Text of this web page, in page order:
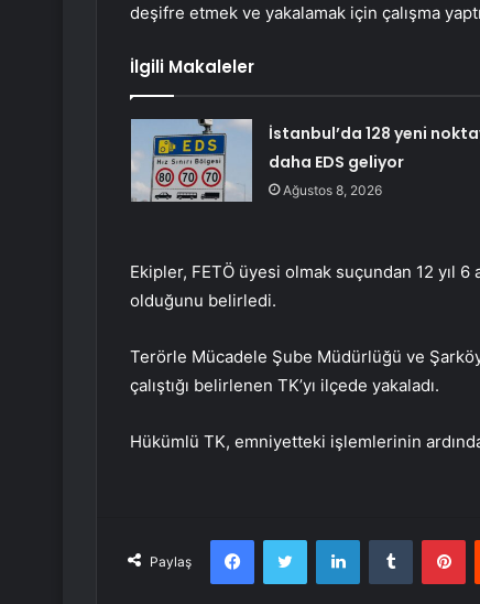
deşifre etmek ve yakalamak için çalışma
İlgili Makaleler
İstanbul’da 128 yeni
daha EDS geliyor
Ağustos 8, 2026
Ekipler, FETÖ üyesi olmak suçundan 12 yıl 6
olduğunu belirledi.
Terörle Mücadele Şube Müdürlüğü ve
çalıştığı belirlenen TK’yı ilçede yakaladı.
Hükümlü TK, emniyetteki işlemlerinin
Paylaş
FacebookTwitter LinkedInTumblr